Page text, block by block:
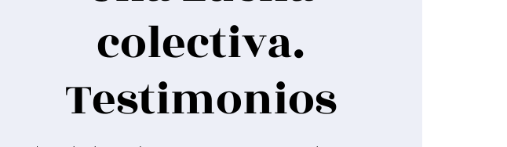
colectiva.
Testimonios